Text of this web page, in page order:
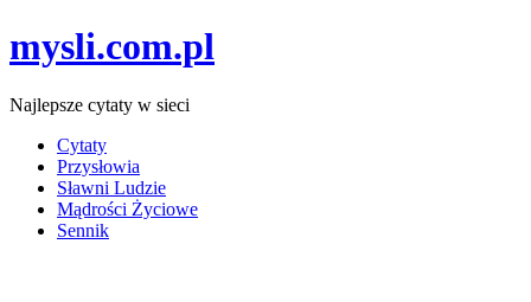
mysli.com.pl
Najlepsze cytaty w sieci
Cytaty
Przysłowia
Sławni Ludzie
Mądrości Życiowe
Sennik